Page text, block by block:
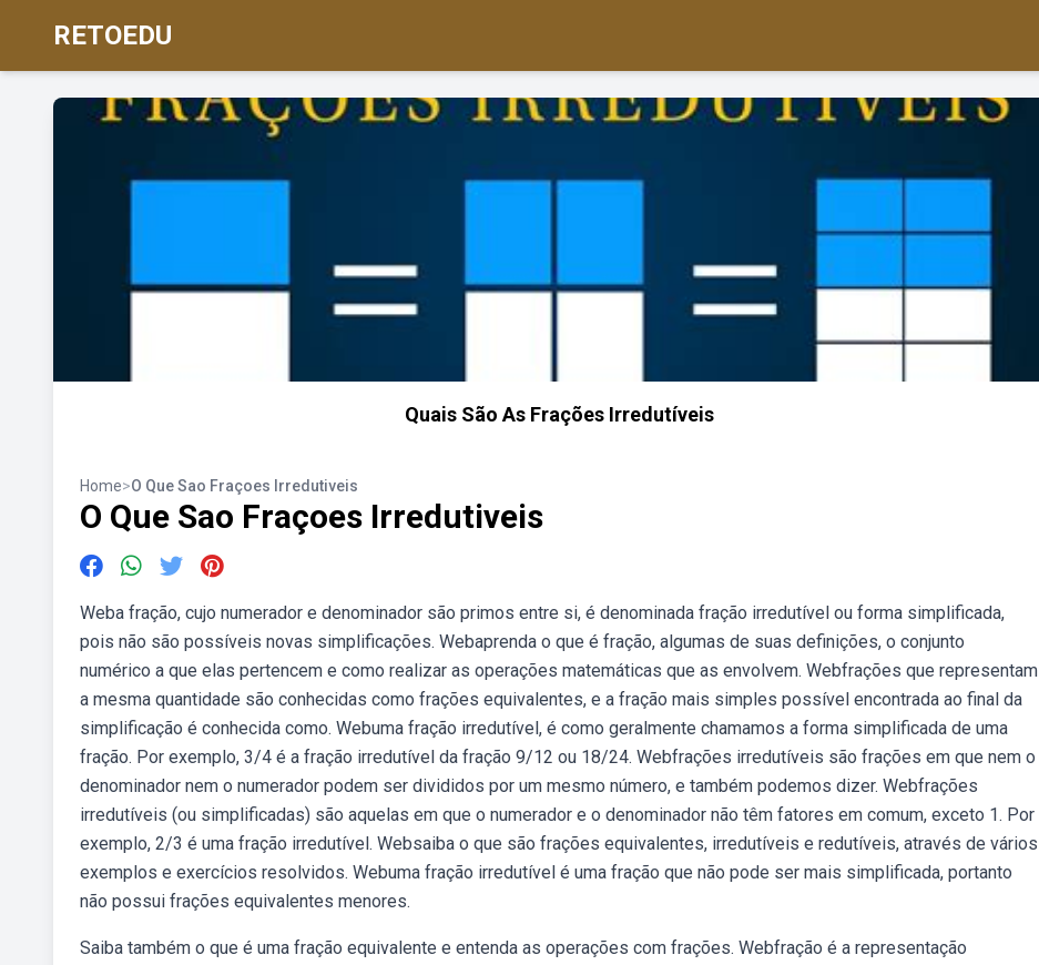
RETOEDU
Quais São As Frações Irredutíveis
Home>O Que Sao Fraçoes Irredutiveis
O Que Sao Fraçoes Irredutiveis
Weba fração, cujo numerador e denominador são primos entre si, é denominada fração irredutível ou forma simplificada,
pois não são possíveis novas simplificações. Webaprenda o que é fração, algumas de suas definições, o conjunto
numérico a que elas pertencem e como realizar as operações matemáticas que as envolvem. Webfrações que representam
a mesma quantidade são conhecidas como frações equivalentes, e a fração mais simples possível encontrada ao final da
simplificação é conhecida como. Webuma fração irredutível, é como geralmente chamamos a forma simplificada de uma
fração. Por exemplo, 3/4 é a fração irredutível da fração 9/12 ou 18/24. Webfrações irredutíveis são frações em que nem o
denominador nem o numerador podem ser divididos por um mesmo número, e também podemos dizer. Webfrações
irredutíveis (ou simplificadas) são aquelas em que o numerador e o denominador não têm fatores em comum, exceto 1. Por
exemplo, 2/3 é uma fração irredutível. Websaiba o que são frações equivalentes, irredutíveis e redutíveis, através de vários
exemplos e exercícios resolvidos. Webuma fração irredutível é uma fração que não pode ser mais simplificada, portanto
não possui frações equivalentes menores.
Saiba também o que é uma fração equivalente e entenda as operações com frações. Webfração é a representação